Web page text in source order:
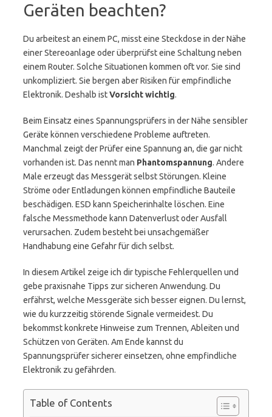
Geräten beachten?
Du arbeitest an einem PC, misst eine Steckdose in der Nähe
einer Stereoanlage oder überprüfst eine Schaltung neben
einem Router. Solche Situationen kommen oft vor. Sie sind
unkompliziert. Sie bergen aber Risiken für empfindliche
Elektronik. Deshalb istVorsicht wichtig.
Beim Einsatz eines Spannungsprüfers in der Nähe sensibler
Geräte können verschiedene Probleme auftreten.
Manchmal zeigt der Prüfer eine Spannung an, die gar nicht
vorhanden ist. Das nennt man Phantomspannung. Andere
Male erzeugt das Messgerät selbst Störungen. Kleine
Ströme oder Entladungen können empfindliche Bauteile
beschädigen. ESD kann Speicherinhalte löschen. Eine
falsche Messmethode kann Datenverlust oder Ausfall
verursachen. Zudem besteht bei unsachgemäßer
Handhabung eine Gefahr für dich selbst.
In diesem Artikel zeige ich dir typische Fehlerquellen und
gebe praxisnahe Tipps zur sicheren Anwendung. Du
erfährst, welche Messgeräte sich besser eignen. Du lernst,
wie du kurzzeitig störende Signale vermeidest. Du
bekommst konkrete Hinweise zum Trennen, Ableiten und
Schützen von Geräten. Am Ende kannst du
Spannungsprüfer sicherer einsetzen, ohne empfindliche
Elektronik zu gefährden.
Table of Contents